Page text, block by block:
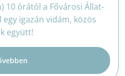
10 órától a Fővárosi Állat-
igazán vidám, közös
együtt!